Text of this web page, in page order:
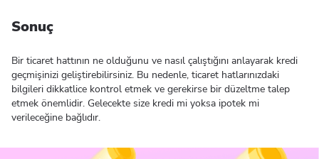
Sonuç
Bir ticaret hattının ne olduğunu ve nasıl çalıştığını anlayarak kredi
geçmişinizi geliştirebilirsiniz. Bu nedenle, ticaret hatlarınızdaki
bilgileri dikkatlice kontrol etmek ve gerekirse bir düzeltme talep
etmek önemlidir. Gelecekte size kredi mi yoksa ipotek mi
verileceğine bağlıdır.